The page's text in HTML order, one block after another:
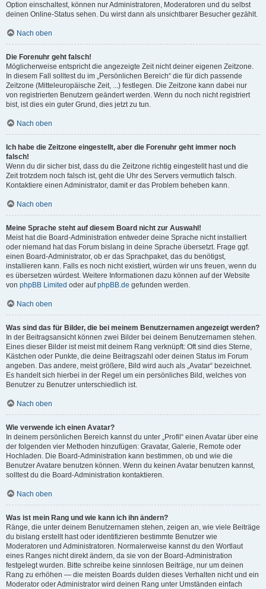
Option einschaltest, können nur Administratoren, Moderatoren und du selbst
deinen Online-Status sehen. Du wirst dann als unsichtbarer Besucher gezählt.
Nach oben
Die Forenuhr geht falsch!
Möglicherweise entspricht die angezeigte Zeit nicht deiner eigenen Zeitzone.
In diesem Fall solltest du im „Persönlichen Bereich“ die für dich passende
Zeitzone (Mitteleuropäische Zeit, ...) festlegen. Die Zeitzone kann dabei nur
von registrierten Benutzern geändert werden. Wenn du noch nicht registriert
bist, ist dies ein guter Grund, dies jetzt zu tun.
Nach oben
Ich habe die Zeitzone eingestellt, aber die Forenuhr geht immer noch
falsch!
Wenn du dir sicher bist, dass du die Zeitzone richtig eingestellt hast und die
Zeit trotzdem noch falsch ist, geht die Uhr des Servers vermutlich falsch.
Kontaktiere einen Administrator, damit er das Problem beheben kann.
Nach oben
Meine Sprache steht auf diesem Board nicht zur Auswahl!
Meist hat die Board-Administration entweder deine Sprache nicht installiert
oder niemand hat das Forum bislang in deine Sprache übersetzt. Frage ggf.
einen Board-Administrator, ob er das Sprachpaket, das du benötigst,
installieren kann. Falls es noch nicht existiert, würden wir uns freuen, wenn du
es übersetzen würdest. Weitere Informationen dazu können auf der Website
von phpBB Limited oder aufphpBB.de gefunden werden.
Nach oben
Was sind das für Bilder, die bei meinem Benutzernamen angezeigt werden?
In der Beitragsansicht können zwei Bilder bei deinem Benutzernamen stehen.
Eines dieser Bilder ist meist mit deinem Rang verknüpft: Oft sind dies Sterne,
Kästchen oder Punkte, die deine Beitragszahl oder deinen Status im Forum
angeben. Das andere, meist größere, Bild wird auch als „Avatar“ bezeichnet.
Es handelt sich hierbei in der Regel um ein persönliches Bild, welches von
Benutzer zu Benutzer unterschiedlich ist.
Nach oben
Wie verwende ich einen Avatar?
In deinem persönlichen Bereich kannst du unter „Profil“ einen Avatar über eine
der folgenden vier Methoden hinzufügen: Gravatar, Galerie, Remote oder
Hochladen. Die Board-Administration kann bestimmen, ob und wie die
Benutzer Avatare benutzen können. Wenn du keinen Avatar benutzen kannst,
solltest du die Board-Administration kontaktieren.
Nach oben
Was ist mein Rang und wie kann ich ihn ändern?
Ränge, die unter deinem Benutzernamen stehen, zeigen an, wie viele Beiträge
du bislang erstellt hast oder identifizieren bestimmte Benutzer wie
Moderatoren und Administratoren. Normalerweise kannst du den Wortlaut
eines Ranges nicht direkt ändern, da sie von der Board-Administration
festgelegt wurden. Bitte schreibe keine sinnlosen Beiträge, nur um deinen
Rang zu erhöhen — die meisten Boards dulden dieses Verhalten nicht und ein
Moderator oder Administrator wird deinen Rang unter Umständen einfach